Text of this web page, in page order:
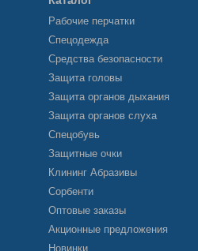
Рабочие перчатки
Спецодежда
Средства безопасности
Защита головы
Защита органов дыхания
Защита органов слуха
Спецобувь
Защитные очки
Клининг Абразивы
Сорбенти
Оптовые заказы
Акционные предложения
Новинки